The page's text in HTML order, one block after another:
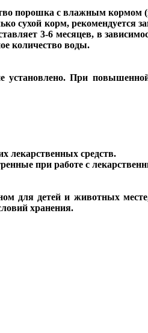
порошка с влажным кормом
сухой корм, рекомендуется
3-6 месяцев, в
количество воды.
При повышенной
лекарственных средств.
при работе с
для детей и животных
хранения.